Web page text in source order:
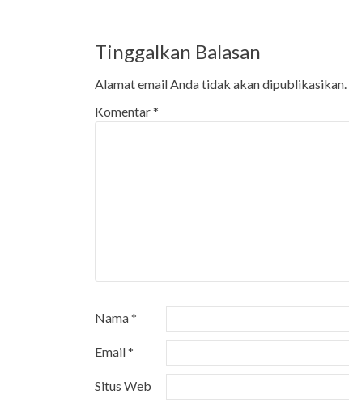
Tinggalkan Balasan
Alamat email Anda tidak akan dipublikasikan.
Komentar*
Nama*
Email*
Situs Web